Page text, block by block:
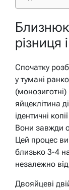
різниця
Спочатку
у тумані
яйцеклітина
ідентичні
Вони завжди
Цей процес
близько 3-4 на
незалежно
Двояйцеві